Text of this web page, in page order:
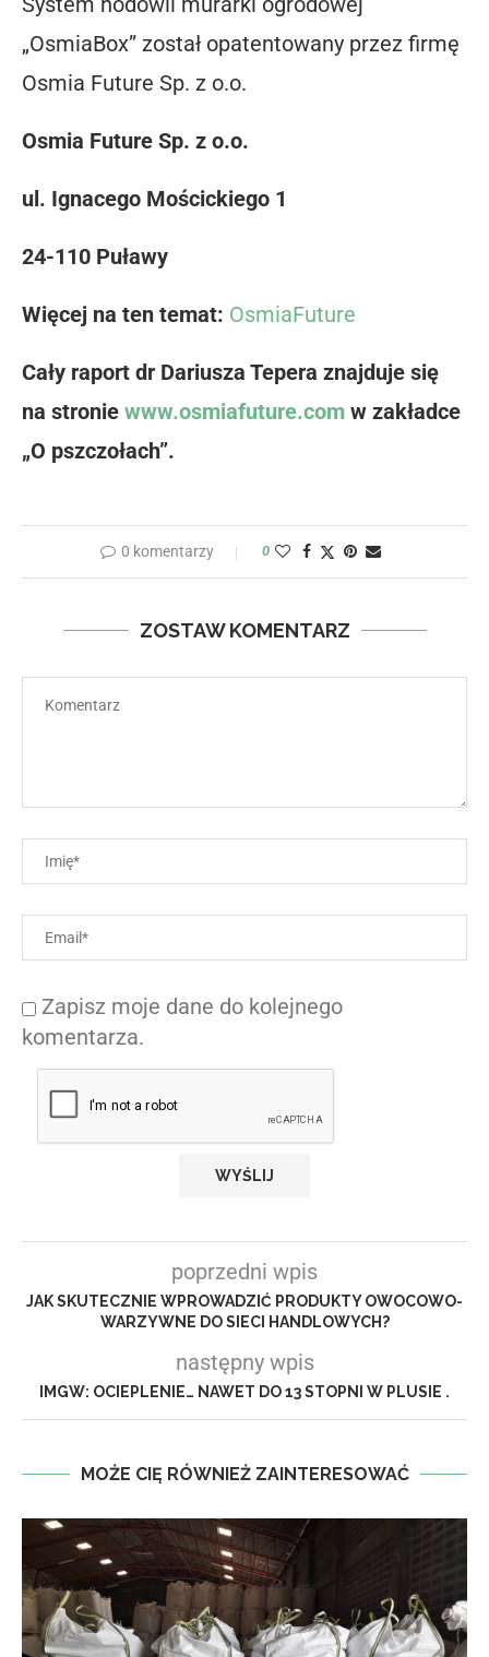
„OsmiaBox” został opatentowany przez firmę
Osmia Future Sp. z o.o.
Osmia Future Sp. z o.o.
ul. Ignacego Mościckiego 1
24-110 Puławy
Więcej na ten temat: OsmiaFuture
Cały raport dr Dariusza Tepera znajduje się
na stronie www.osmiafuture.com w zakładce
„O pszczołach”.
0 komentarzy 0
ZOSTAW KOMENTARZ
Zapisz moje dane do kolejnego
komentarza.
poprzedni wpis
JAK SKUTECZNIE WPROWADZIĆ PRODUKTY OWOCOWO-
WARZYWNE DO SIECI HANDLOWYCH?
następny wpis
IMGW: OCIEPLENIE… NAWET DO 13 STOPNI W PLUSIE .
MOŻE CIĘ RÓWNIEŻ ZAINTERESOWAĆ